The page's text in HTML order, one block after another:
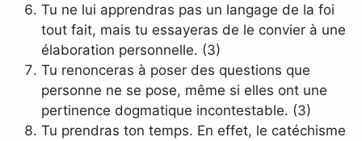
Tu ne lui apprendras pas un langage de la foi
tout fait, mais tu essayeras de le convier à une
élaboration personnelle. (3)
Tu renonceras à poser des questions que
personne ne se pose, même si elles ont une
pertinence dogmatique incontestable. (3)
Tu prendras ton temps. En effet, le catéchisme